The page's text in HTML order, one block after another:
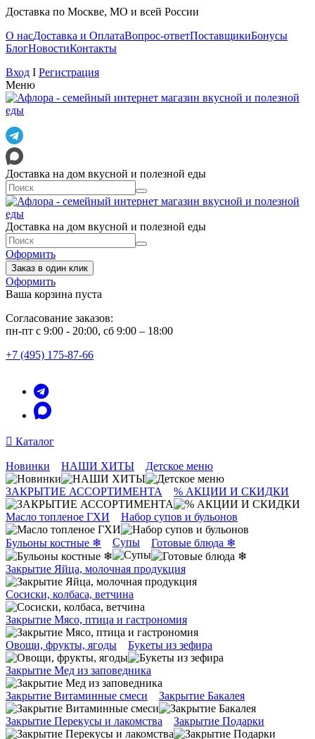
Доставка по Москве, МО и всей России
О насДоставка и ОплатаВопрос-ответПоставщикиБонусы
БлогНовостиКонтакты
Вход I Регистрация
Меню
Доставка на дом вкусной и полезной еды
Доставка на дом вкусной и полезной еды
Оформить
Заказ в один клик
Оформить
Ваша корзина пуста
Согласование заказов:
пн-пт с 9:00 - 20:00, сб 9:00 – 18:00
+7 (495) 175-87-66
Каталог
Новинки НАШИ ХИТЫ Детское меню
ЗАКРЫТИЕ АССОРТИМЕНТА % АКЦИИ И СКИДКИ
Масло топленое ГХИ Набор супов и бульонов
Бульоны костные ❄ Супы Готовые блюда ❄
Закрытие Яйца, молочная продукция
Сосиски, колбаса, ветчина
Закрытие Мясо, птица и гастрономия
Овощи, фрукты, ягоды Букеты из зефира
Закрытие Мед из заповедника
Закрытие Витаминные смеси Закрытие Бакалея
Закрытие Перекусы и лакомства Закрытие Подарки